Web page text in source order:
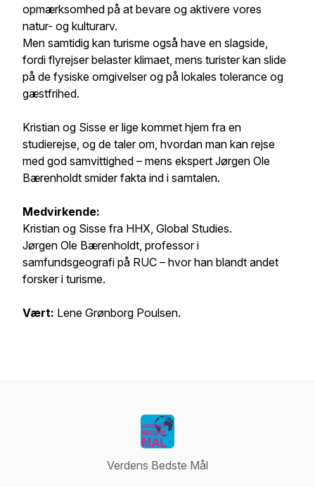
opmærksomhed på at bevare og aktivere vores
natur- og kulturarv.
Men samtidig kan turisme også have en slagside,
fordi flyrejser belaster klimaet, mens turister kan slide
på de fysiske omgivelser og på lokales tolerance og
gæstfrihed.
Kristian og Sisse er lige kommet hjem fra en
studierejse, og de taler om, hvordan man kan rejse
med god samvittighed – mens ekspert Jørgen Ole
Bærenholdt smider fakta ind i samtalen.
Medvirkende:
Kristian og Sisse fra HHX, Global Studies.
Jørgen Ole Bærenholdt, professor i
samfundsgeografi på RUC – hvor han blandt andet
forsker i turisme.
Vært: Lene Grønborg Poulsen.
Verdens Bedste Mål